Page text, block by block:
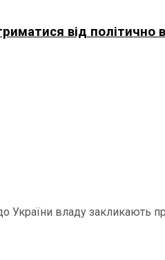
від політично
владу закликають